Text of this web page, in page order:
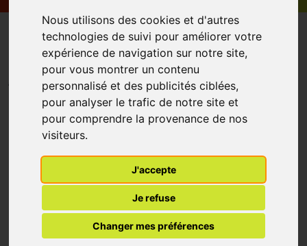
Nous utilisons des cookies et d'autres
technologies de suivi pour améliorer votre
expérience de navigation sur notre site,
pour vous montrer un contenu
personnalisé et des publicités ciblées,
pour analyser le trafic de notre site et
pour comprendre la provenance de nos
visiteurs.
J'accepte
Je refuse
Changer mes préférences
Avène Couvrance Fond de Teint
Correct. Fluide 2 Naturel 30ml
AVENE